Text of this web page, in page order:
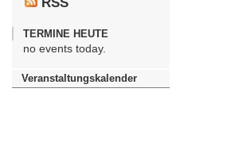
TERMINE HEUTE
no events today.
Veranstaltungskalender